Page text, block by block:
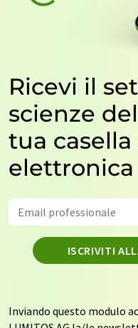
Ricevi il
scienze
tua
elettronica
ISCRIVITI
Inviando questo modulo